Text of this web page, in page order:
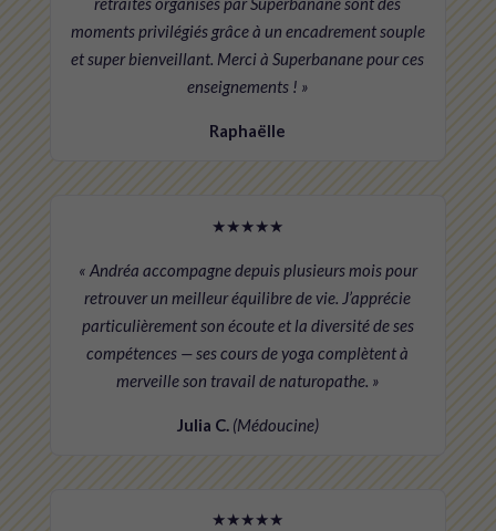
moments privilégiés grâce à un encadrement souple
et super bienveillant. Merci à Superbanane pour ces
enseignements ! »
Raphaëlle
★★★★★
« Andréa accompagne depuis plusieurs mois pour
retrouver un meilleur équilibre de vie. J’apprécie
particulièrement son écoute et la diversité de ses
compétences — ses cours de yoga complètent à
merveille son travail de naturopathe. »
Julia C. (Médoucine)
★★★★★